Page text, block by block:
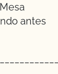
antes